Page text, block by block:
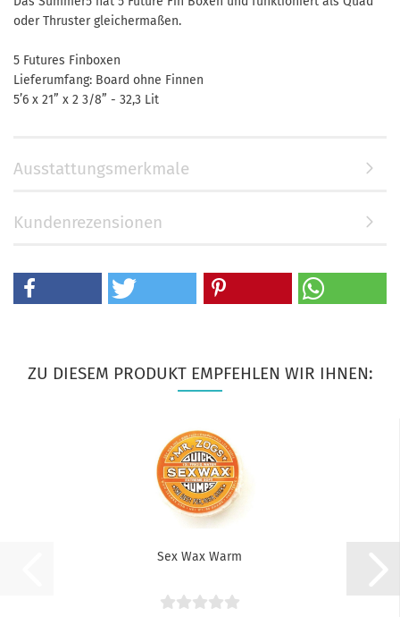
oder Thruster gleichermaßen.
5 Futures Finboxen
Lieferumfang: Board ohne Finnen
5’6 x 21” x 2 3/8” - 32,3 Lit
Ausstattungsmerkmale
Kundenrezensionen
ZU DIESEM PRODUKT EMPFEHLEN WIR IHNEN:
Sex Wax Warm